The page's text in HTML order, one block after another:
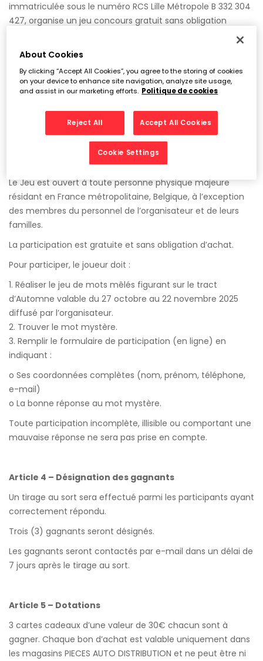
immatriculée sous le numéro RCS Lille Métropole B 332 304
427, organise un jeu concours gratuit sans obligation
Article 2 – Date du concours
Le jeu concours se déroulera du 27/10/2025 au 22/10/2025
inclus. Le tirage au sort aura lieu la semaine du 24
novembre 2025.
Article 3 – Conditions de participation
Le Jeu est ouvert à toute personne physique majeure
résidant en France métropolitaine, Belgique, à l’exception
des membres du personnel de l’organisateur et de leurs
familles.
La participation est gratuite et sans obligation d’achat.
Pour participer, le joueur doit :
1. Réaliser le jeu de mots mêlés figurant sur le tract
d’Automne valable du 27 octobre au 22 novembre 2025
diffusé par l’organisateur.
2. Trouver le mot mystère.
3. Remplir le formulaire de participation (en ligne) en
indiquant :
o Ses coordonnées complètes (nom, prénom, téléphone,
e-mail)
o La bonne réponse au mot mystère.
Toute participation incomplète, illisible ou comportant une
mauvaise réponse ne sera pas prise en compte.
Article 4 – Désignation des gagnants
Un tirage au sort sera effectué parmi les participants ayant
correctement répondu.
Trois (3) gagnants seront désignés.
Les gagnants seront contactés par e-mail dans un délai de
7 jours après le tirage au sort.
Article 5 – Dotations
3 cartes cadeaux d’une valeur de 30€ chacun sont à
gagner. Chaque bon d’achat est valable uniquement dans
les magasins PIECES AUTO DISTRIBUTION et ne peut être ni
About Cookies
By clicking “Accept All Cookies”, you agree to the storing of cookies
on your device to enhance site navigation, analyze site usage,
and assist in our marketing efforts. Politique de cookies
Reject All Accept All Cookies
Cookie Settings